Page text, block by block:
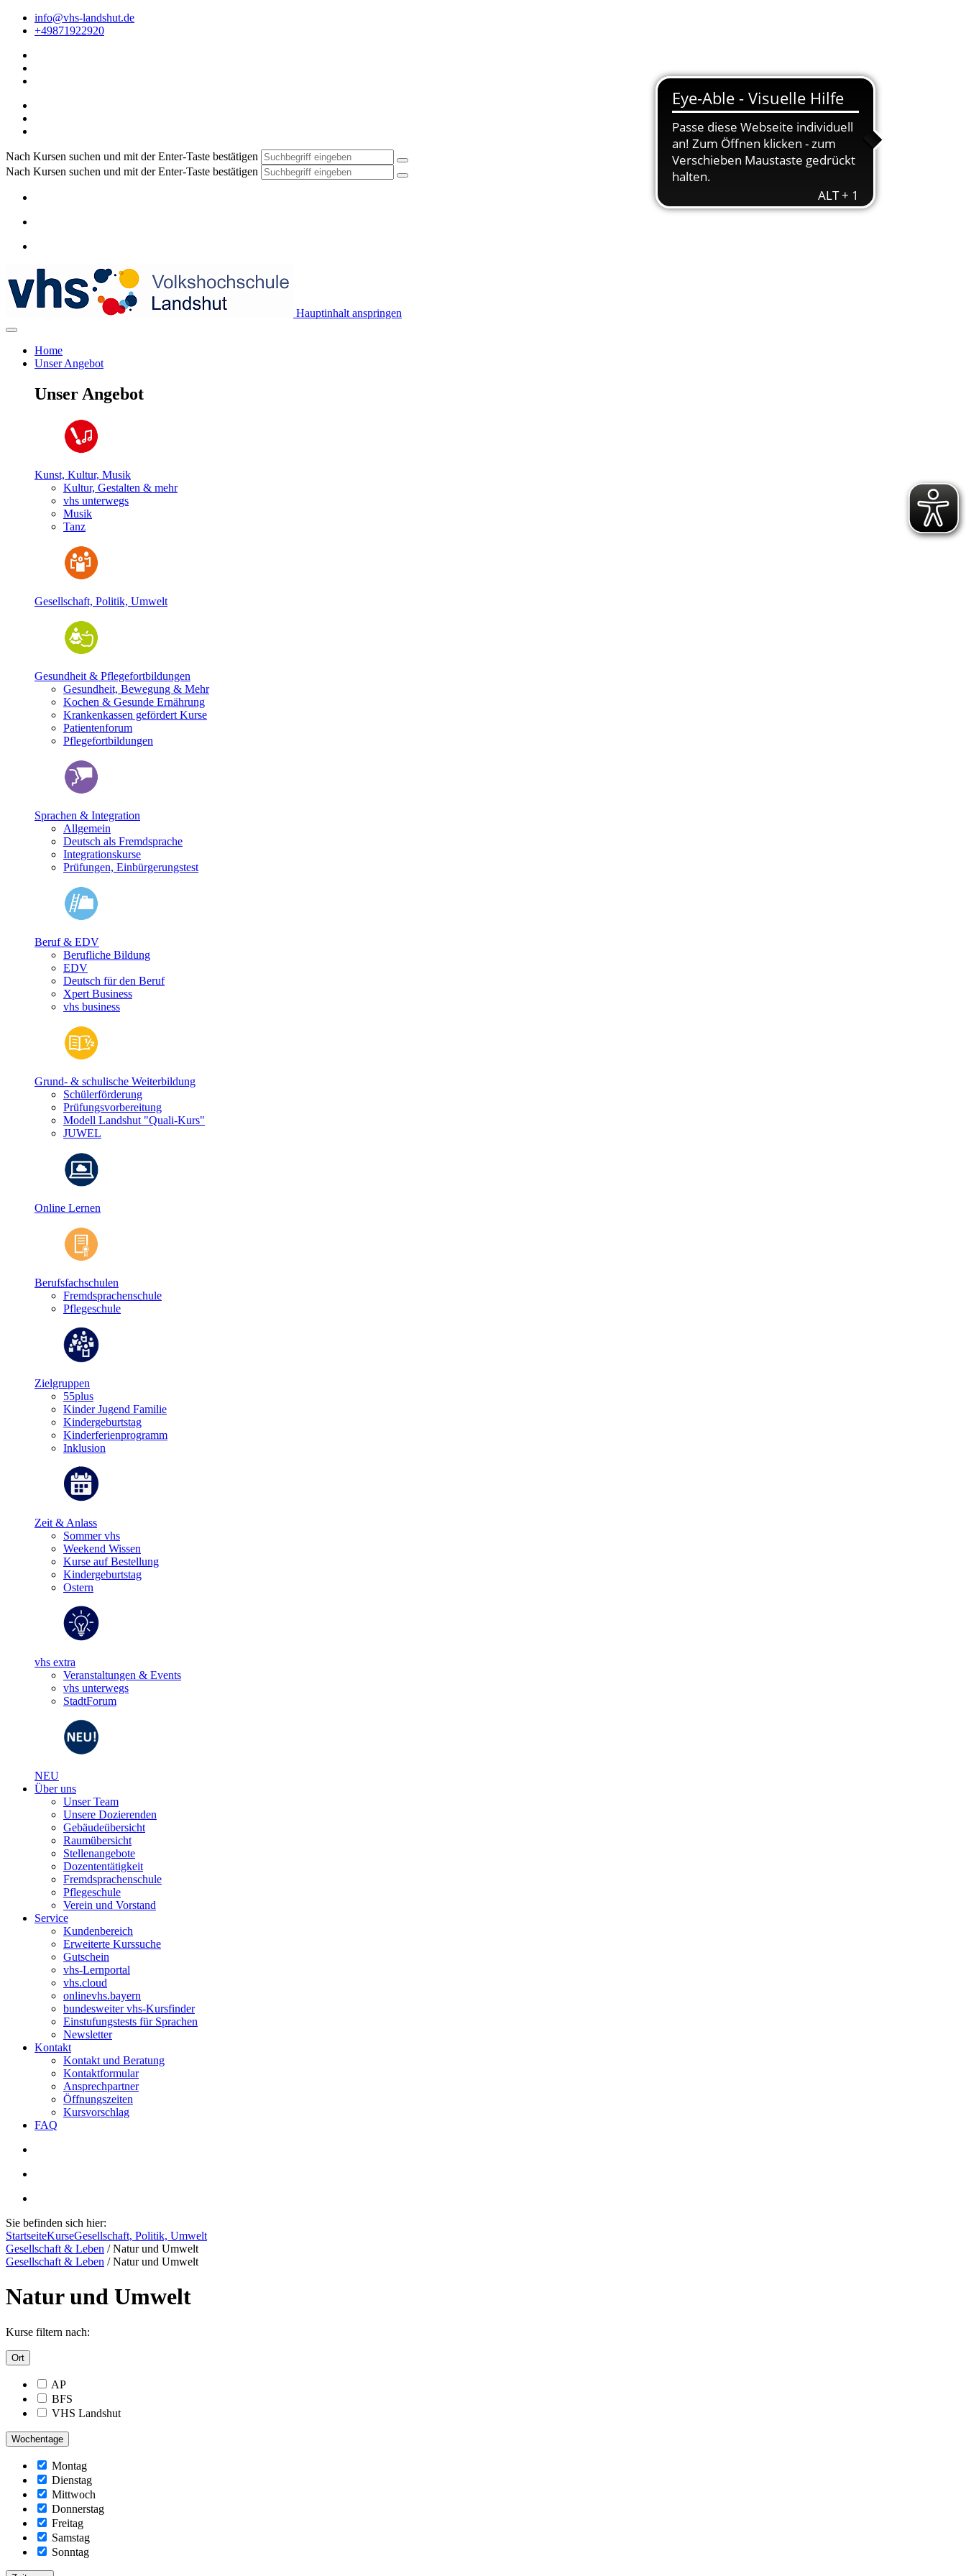
info@vhs-landshut.de
+49871922920
Nach Kursen suchen und mit der Enter-Taste bestätigen
Nach Kursen suchen und mit der Enter-Taste bestätigen
Hauptinhalt anspringen
Home
Unser Angebot
Unser Angebot
Kunst, Kultur, Musik
Kultur, Gestalten & mehr
vhs unterwegs
Musik
Tanz
Gesellschaft, Politik, Umwelt
Gesundheit & Pflegefortbildungen
Gesundheit, Bewegung & Mehr
Kochen & Gesunde Ernährung
Krankenkassen gefördert Kurse
Patientenforum
Pflegefortbildungen
Sprachen & Integration
Allgemein
Deutsch als Fremdsprache
Integrationskurse
Prüfungen, Einbürgerungstest
Beruf & EDV
Berufliche Bildung
EDV
Deutsch für den Beruf
Xpert Business
vhs business
Grund- & schulische Weiterbildung
Schülerförderung
Prüfungsvorbereitung
Modell Landshut "Quali-Kurs"
JUWEL
Online Lernen
Berufsfachschulen
Fremdsprachenschule
Pflegeschule
Zielgruppen
55plus
Kinder Jugend Familie
Kindergeburtstag
Kinderferienprogramm
Inklusion
Zeit & Anlass
Sommer vhs
Weekend Wissen
Kurse auf Bestellung
Kindergeburtstag
Ostern
vhs extra
Veranstaltungen & Events
vhs unterwegs
StadtForum
NEU
Über uns
Unser Team
Unsere Dozierenden
Gebäudeübersicht
Raumübersicht
Stellenangebote
Dozententätigkeit
Fremdsprachenschule
Pflegeschule
Verein und Vorstand
Service
Kundenbereich
Erweiterte Kurssuche
Gutschein
vhs-Lernportal
vhs.cloud
onlinevhs.bayern
bundesweiter vhs-Kursfinder
Einstufungstests für Sprachen
Newsletter
Kontakt
Kontakt und Beratung
Kontaktformular
Ansprechpartner
Öffnungszeiten
Kursvorschlag
FAQ
Sie befinden sich hier:
StartseiteKurseGesellschaft, Politik, Umwelt
Gesellschaft & Leben /Natur und Umwelt
Gesellschaft & Leben /Natur und Umwelt
Natur und Umwelt
Kurse filtern nach:
Ort
AP
BFS
VHS Landshut
Wochentage
Montag
Dienstag
Mittwoch
Donnerstag
Freitag
Samstag
Sonntag